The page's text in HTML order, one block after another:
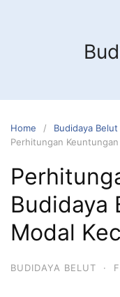
Home
Budidaya Belut
Perhitungan
Budidaya
Modal
BUDIDAYA BELUT ·